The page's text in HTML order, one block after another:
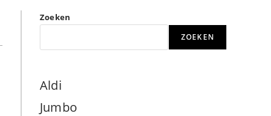
ZOEKEN
Zoeken
ZOEKEN
Aldi
Jumbo